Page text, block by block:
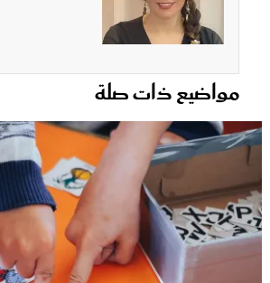
مواضيع ذات صلة